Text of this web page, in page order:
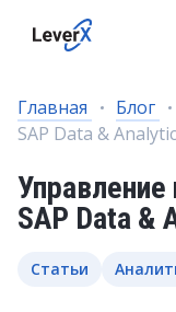
Лицензии SAP
SAP BTP
SAP Transportation
Главная Блог
SAP Data &
SAP Data &
Статьи